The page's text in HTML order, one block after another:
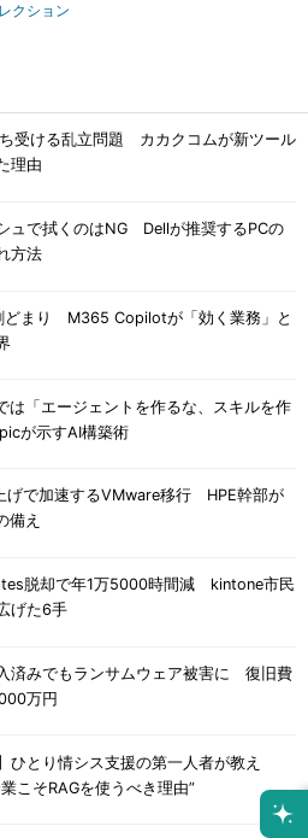
クション
ち受ける乱立問題 カカクコムが新ツール
理由
ュで拭くのはNG Dellが推奨するPCの
方法
どまり M365 Copilotが「効く業務」と
は「エージェントを作るな、スキルを作
が示すAI構築術
げで加速するVMware移行 HPE幹部が
備え
脱却で年1万5000時間減 kintone市民
げた6手
済みでもランサムウェア被害に 復旧費
万円
ひとり情シス支援の第一人者が教え
こそRAGを使うべき理由”